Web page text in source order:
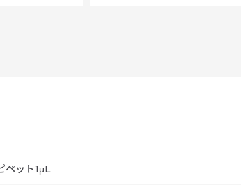
ット1μL